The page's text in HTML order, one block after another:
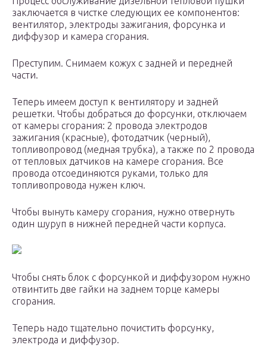
заключается в чистке следующих ее компонентов:
вентилятор, электроды зажигания, форсунка и
диффузор и камера сгорания.
Преступим. Снимаем кожух с задней и передней
части.
Теперь имеем доступ к вентилятору и задней
решетки. Чтобы добраться до форсунки, отключаем
от камеры сгорания: 2 провода электродов
зажигания (красные), фотодатчик (черный),
топливопровод (медная трубка), а также по 2 провода
от тепловых датчиков на камере сгорания. Все
провода отсоединяются руками, только для
топливопровода нужен ключ.
Чтобы вынуть камеру сгорания, нужно отвернуть
один шуруп в нижней передней части корпуса.
Чтобы снять блок с форсункой и диффузором нужно
отвинтить две гайки на заднем торце камеры
сгорания.
Теперь надо тщательно почистить форсунку,
электрода и диффузор.